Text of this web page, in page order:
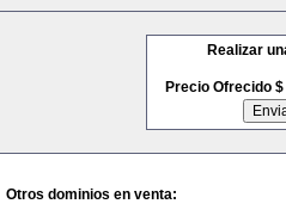
Realizar
Precio Ofrecido $
Otros dominios en venta: